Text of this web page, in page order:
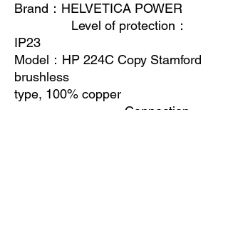
Brand ： HELVETICA POWER
Level of protection ：
IP23
Model ： HP 224C Copy Stamford
brushless
type, 100% copper
Connection